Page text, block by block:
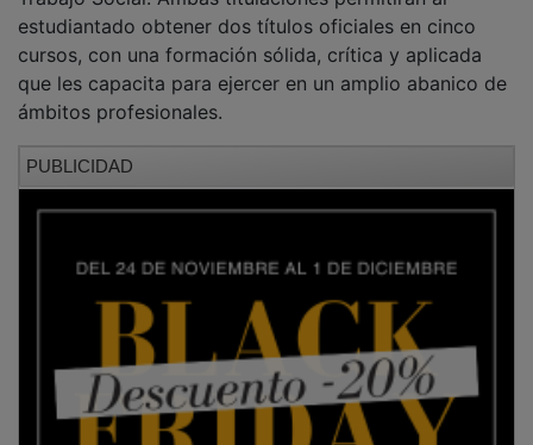
estudiantado obtener dos títulos oficiales en cinco
cursos, con una formación sólida, crítica y aplicada
que les capacita para ejercer en un amplio abanico de
ámbitos profesionales.